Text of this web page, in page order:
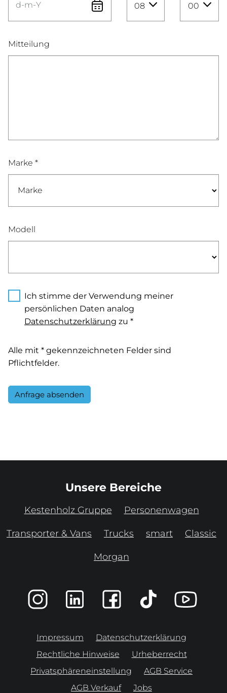
08 00
Mitteilung
Marke *
Modell
Ich stimme der Verwendung meiner
persönlichen Daten analog
Datenschutzerklärung zu *
Alle mit * gekennzeichneten Felder sind
Pflichtfelder.
Anfrage absenden
Unsere Bereiche
Kestenholz Gruppe Personenwagen
Transporter & Vans Trucks smart Classic
Morgan
Impressum
Datenschutzerklärung
Rechtliche Hinweise
Urheberrecht
Privatsphäreneinstellung
AGB Service
AGB Verkauf
Jobs